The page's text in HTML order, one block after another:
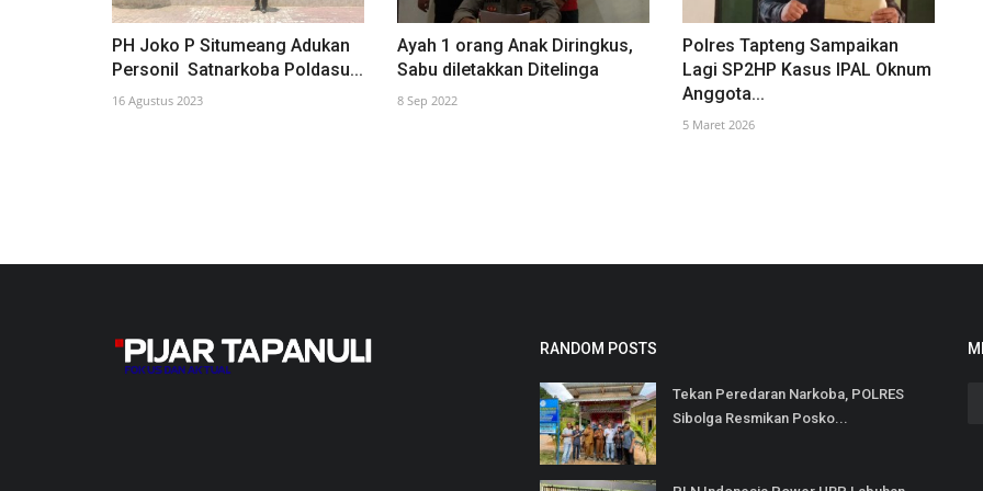
PH Joko P Situmeang Adukan
Personil Satnarkoba Poldasu...
16 Agustus 2023
Ayah 1 orang Anak Diringkus,
Sabu diletakkan Ditelinga
8 Sep 2022
Polres Tapteng Sampaikan
Lagi SP2HP Kasus IPAL Oknum
Anggota...
5 Maret 2026
RANDOM POSTS
Tekan Peredaran Narkoba, POLRES
Sibolga Resmikan Posko...